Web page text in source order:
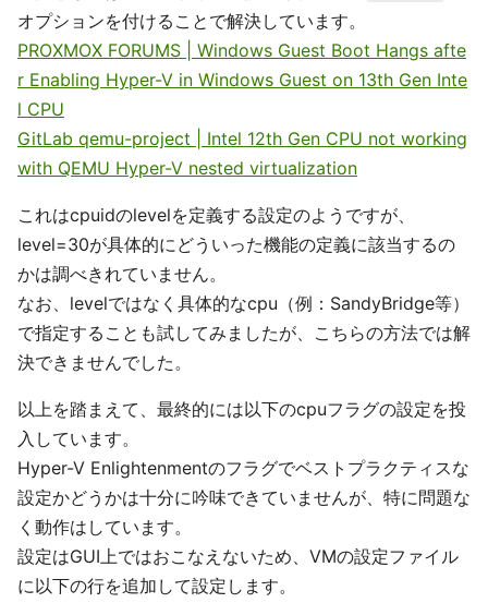
オプションを付けることで解決しています。
PROXMOX FORUMS | Windows Guest Boot Hangs afte
r Enabling Hyper-V in Windows Guest on 13th Gen Inte
l CPU
GitLab qemu-project | Intel 12th Gen CPU not working
with QEMU Hyper-V nested virtualization
これはcpuidのlevelを定義する設定のようですが、
level=30が具体的にどういった機能の定義に該当するの
かは調べきれていません。
なお、levelではなく具体的なcpu（例：SandyBridge等）
で指定することも試してみましたが、こちらの方法では解
決できませんでした。
以上を踏まえて、最終的には以下のcpuフラグの設定を投
入しています。
Hyper-V Enlightenmentのフラグでベストプラクティスな
設定かどうかは十分に吟味できていませんが、特に問題な
く動作はしています。
設定はGUI上ではおこなえないため、VMの設定ファイル
に以下の行を追加して設定します。